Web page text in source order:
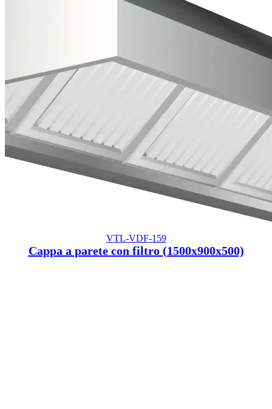
VTL-VDF-159
Cappa a parete con filtro (1500x900x500)